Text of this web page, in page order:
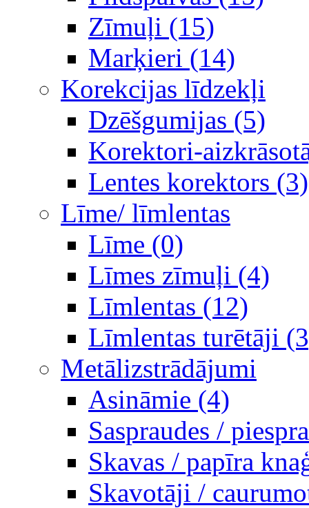
Zīmuļi (15)
Marķieri (14)
Korekcijas līdzekļi
Dzēšgumijas (5)
Korektori-
Lentes korektors (3)
Līme/ līmlentas
Līme (0)
Līmes zīmuļi (4)
Līmlentas (12)
Līmlentas turētāji
Metālizstrādājumi
Asināmie (4)
Saspraudes /
Skavas / papīra
Skavotāji /